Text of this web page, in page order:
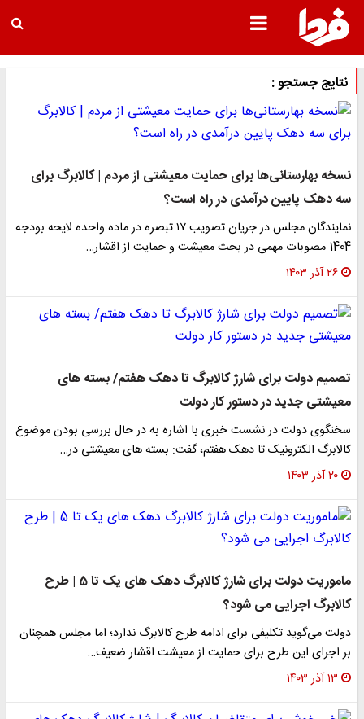
نتایج جستجو :
نسخه بهارستانی‌ها برای حمایت معیشتی از مردم | کالابرگ برای
سه دهک پایین درآمدی در راه است؟
نمایندگان مجلس در جریان تصویب ۱۷ تبصره در ماده واحده لایحه بودجه
1404 مصوبات مهمی در بحث معیشت و حمایت از اقشار…
۲۶ آذر ۱۴۰۳
تصمیم دولت برای شارژ کالابرگ تا دهک هفتم/ بسته های
معیشتی جدید در دستور کار دولت
سخنگوی دولت در نشست خبری با اشاره به در حال بررسی بودن موضوع
کالابرگ الکترونیک تا دهک هفتم، گفت: بسته های معیشتی در…
۲۰ آذر ۱۴۰۳
ماموریت دولت برای شارژ کالابرگ دهک های یک تا 5 | طرح
کالابرگ اجرایی می شود؟
دولت می‌گوید تکلیفی برای ادامه طرح کالابرگ ندارد؛ اما مجلس همچنان
بر اجرای این طرح برای حمایت از معیشت اقشار ضعیف…
۱۳ آذر ۱۴۰۳